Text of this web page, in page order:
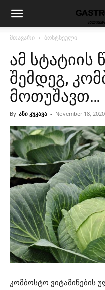
მთავარი ბოსტნეული
ამ სტატიის
შემდეგ,
მოთუშავთ…
By ანი კუკავა - November 18, 2020
კომბოსტო ვიტამინების